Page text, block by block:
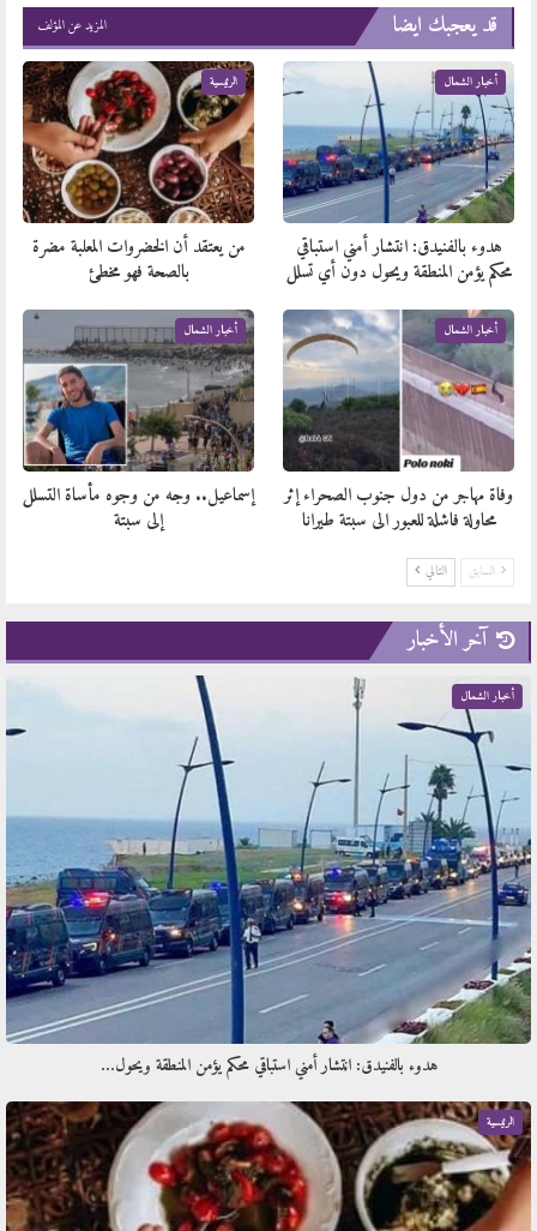
قد يعجبك ايضا المزيد عن المؤلف
أخبار الشمال
هدوء بالفنيدق: انتشار أمني استباقي
محكم يؤمن المنطقة ويحول دون أي تسلل
الرئيسية
من يعتقد أن الخضروات المعلبة مضرة
بالصحة فهو مخطئ
أخبار الشمال
وفاة مهاجر من دول جنوب الصحراء إثر
محاولة فاشلة للعبور الى سبتة طيرانا
أخبار الشمال
إسماعيل.. وجه من وجوه مأساة التسلل
إلى سبتة
السابق التالي
آخر الأخبار
أخبار الشمال
هدوء بالفنيدق: انتشار أمني استباقي محكم يؤمن المنطقة ويحول…
الرئيسية